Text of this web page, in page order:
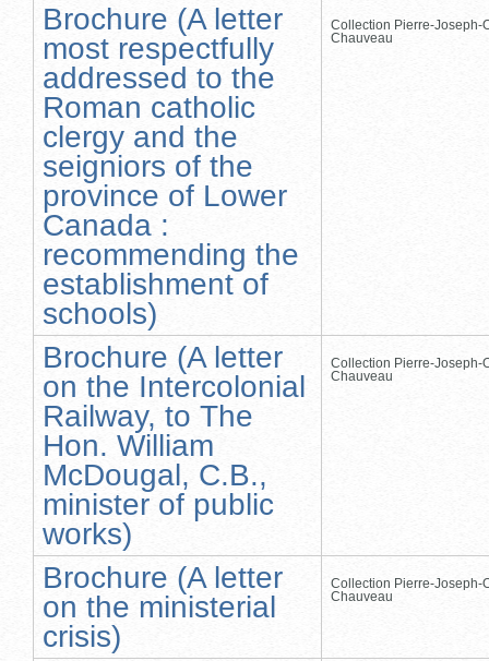
Brochure (A letter
most respectfully
addressed to the
Roman catholic
clergy and the
seigniors of the
province of Lower
Canada :
recommending the
establishment of
schools)
Collection Pierre-Joseph-
Chauveau
Brochure (A letter
on the Intercolonial
Railway, to The
Hon. William
McDougal, C.B.,
minister of public
works)
Collection Pierre-Joseph-
Chauveau
Brochure (A letter
on the ministerial
crisis)
Collection Pierre-Joseph-
Chauveau